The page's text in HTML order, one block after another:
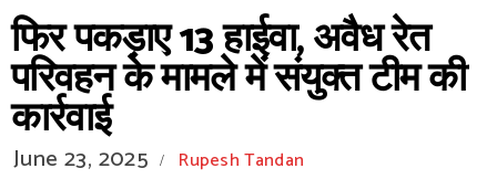
फिर पकड़ाए 13 हाईवा, अवैध रेत
परिवहन के मामले में संयुक्त टीम की
कार्रवाई
June 23, 2025 / Rupesh Tandan